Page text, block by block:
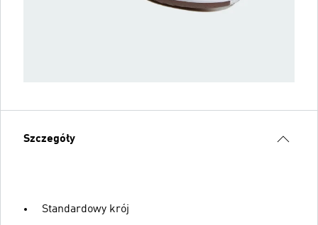
Szczegóły
Standardowy krój